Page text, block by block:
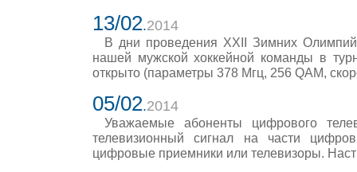
13/02.2014
В дни проведения XXII Зимних
нашей мужской хоккейной команды в
открыто (параметры 378 Мгц, 256 QAM,
05/02.2014
Уважаемые абоненты цифрового
телевизионный сигнал на части
цифровые приемники или телевизоры.